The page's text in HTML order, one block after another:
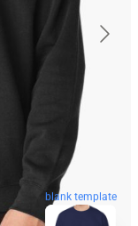
blank template